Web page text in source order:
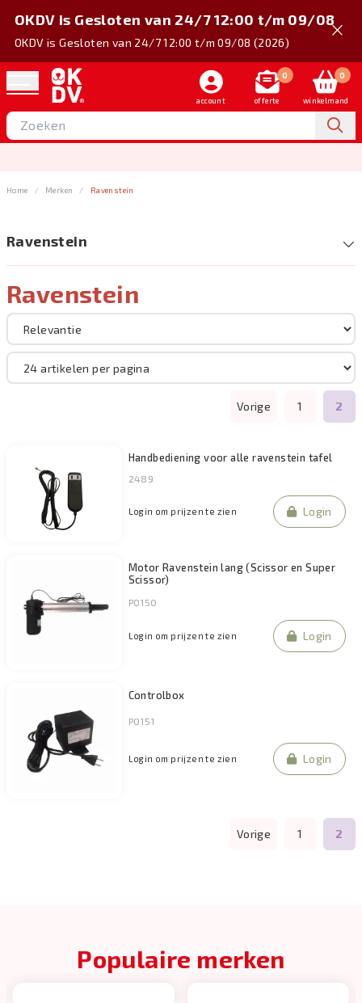
account
0
offerte
0
winkelmand
OKDV is Gesloten van 24/7 12:00 t/m 09/08
OKDV is Gesloten van 24/7 12:00 t/m 09/08 (2026)
Home Merken Ravenstein
Ravenstein
Ravenstein
Vorige 1 2
Handbediening voor alle ravenstein tafel
2489
Login om prijzen te zien Login
Motor Ravenstein lang (Scissor en Super
Scissor)
P0150
Login om prijzen te zien Login
Controlbox
P0151
Login om prijzen te zien Login
Vorige 1 2
Populaire merken